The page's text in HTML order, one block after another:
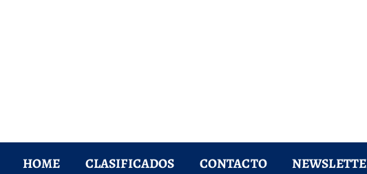
HOME CLASIFICADOS CONTACTO